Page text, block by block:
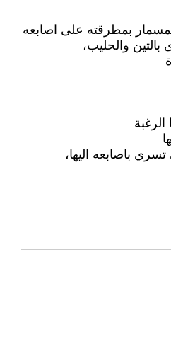
بمطرقته على اصابعه
والحليب،
باصابعه اليها،